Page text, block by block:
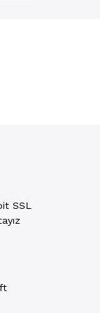
SSL